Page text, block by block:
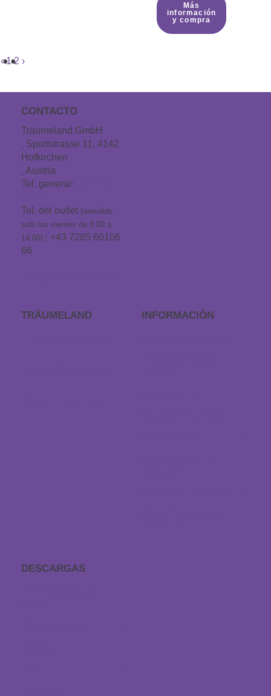
Más
información
y compra
‹ 1 2 ›
CONTACTO
Träumeland GmbH
, Sportstrasse 11, 4142
Hofkirchen
, Austria
Tel. general:
Tel. del outlet (atendido
solo los viernes de 8:00 a
14:00) : +43 7285 60106
66
TRÄUMELAND INFORMACIÓN
DESCARGAS